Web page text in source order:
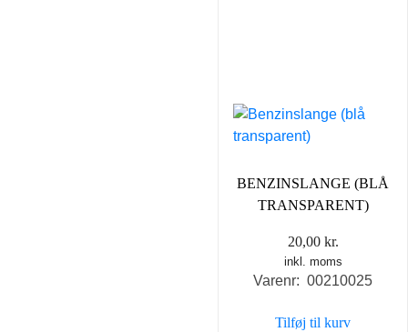
BENZINSLANGE (BLÅ
TRANSPARENT)
20,00 kr.
inkl. moms
Varenr: 00210025
Tilføj til kurv